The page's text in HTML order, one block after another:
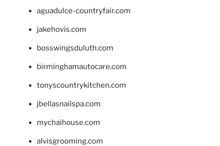
aguadulce-countryfair.com
jakehovis.com
bosswingsduluth.com
birminghamautocare.com
tonyscountrykitchen.com
jbellasnailspa.com
mychaihouse.com
alvisgrooming.com